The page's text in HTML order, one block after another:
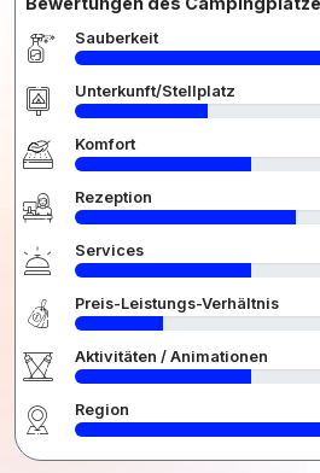
Sauberkeit
Unterkunft/Stellplatz
Komfort
Rezeption
Services
Preis-Leistungs-Verhältnis
Aktivitäten / Animationen
Region